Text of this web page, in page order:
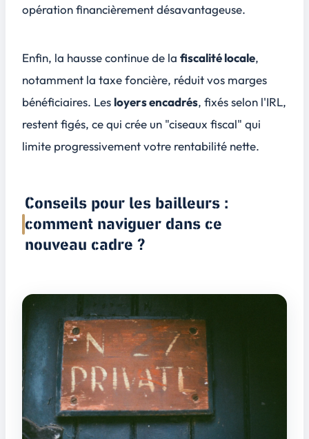
opération financièrement désavantageuse.
Enfin, la hausse continue de la fiscalité locale,
notamment la taxe foncière, réduit vos marges
bénéficiaires. Les loyers encadrés, fixés selon l'IRL,
restent figés, ce qui crée un "ciseaux fiscal" qui
limite progressivement votre rentabilité nette.
Conseils pour les bailleurs :
comment naviguer dans ce
nouveau cadre ?